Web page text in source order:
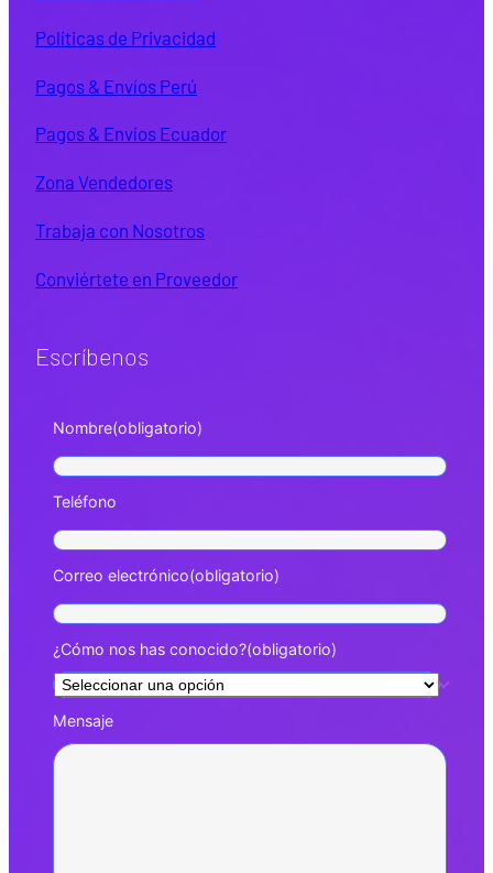
Políticas de Privacidad
Pagos & Envíos Perú
Pagos & Envíos Ecuador
Zona Vendedores
Trabaja con Nosotros
Conviértete en Proveedor
Escríbenos
Nombre(obligatorio)
Teléfono
Correo electrónico(obligatorio)
¿Cómo nos has conocido?(obligatorio)
Mensaje